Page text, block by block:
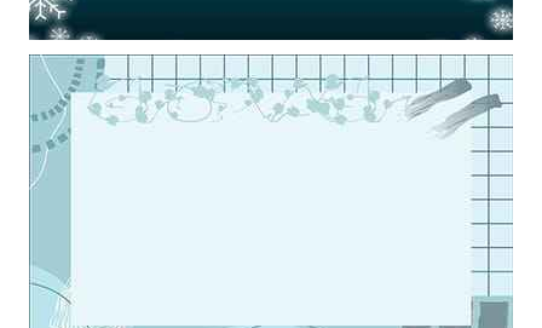
Mẫu thiết kế khung hình màu xanh trang trí hoa tuyết làm hình nền
powerpoint